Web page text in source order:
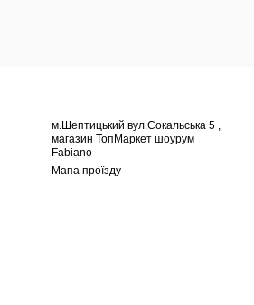
м.Шептицький вул.Сокальська 5 ,
магазин ТопМаркет шоурум
Fabiano
Мапа проїзду